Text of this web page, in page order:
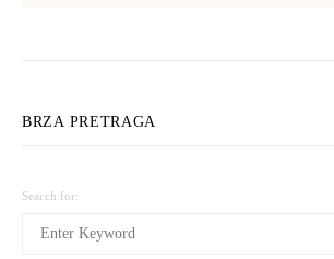
BRZA PRETRAGA
Search for: